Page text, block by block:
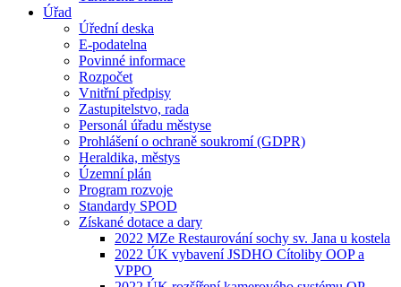
Úřad
Úřední deska
E-podatelna
Povinné informace
Rozpočet
Vnitřní předpisy
Zastupitelstvo, rada
Personál úřadu městyse
Prohlášení o ochraně soukromí (GDPR)
Heraldika, městys
Územní plán
Program rozvoje
Standardy SPOD
Získané dotace a dary
2022 MZe Restaurování sochy sv. Jana u kostela
2022 ÚK vybavení JSDHO Cítoliby OOP a
VPPO